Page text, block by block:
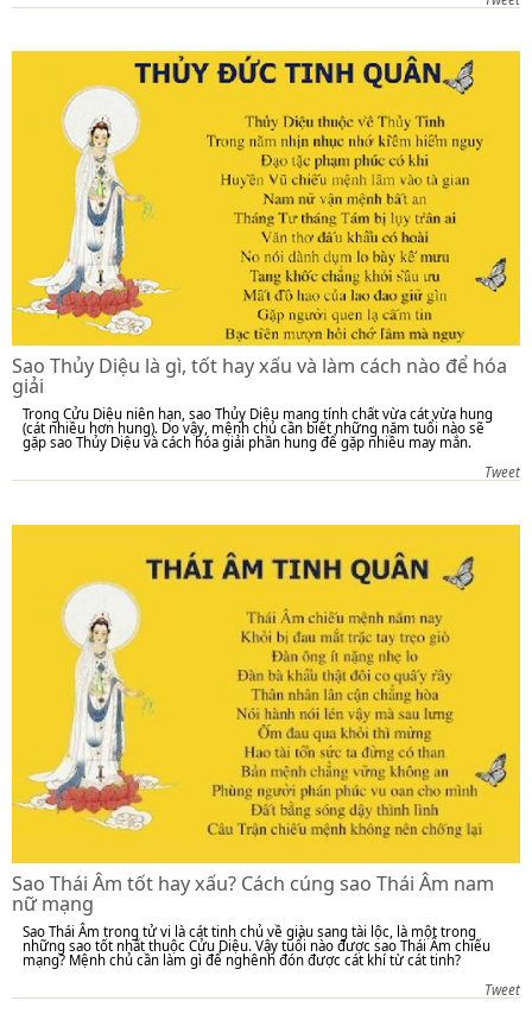
Sao Thủy Diệu là gì, tốt hay xấu và làm cách nào để hóa
giải
Trong Cửu Diệu niên hạn, sao Thủy Diệu mang tính chất vừa cát vừa hung
(cát nhiều hơn hung). Do vậy, mệnh chủ cần biết những năm tuổi nào sẽ
gặp sao Thủy Diệu và cách hóa giải phần hung để gặp nhiều may mắn.
Tweet
Sao Thái Âm tốt hay xấu? Cách cúng sao Thái Âm nam
nữ mạng
Sao Thái Âm trong tử vi là cát tinh chủ về giàu sang tài lộc, là một trong
những sao tốt nhất thuộc Cửu Diệu. Vậy tuổi nào được sao Thái Âm chiếu
mạng? Mệnh chủ cần làm gì để nghênh đón được cát khí từ cát tinh?
Tweet